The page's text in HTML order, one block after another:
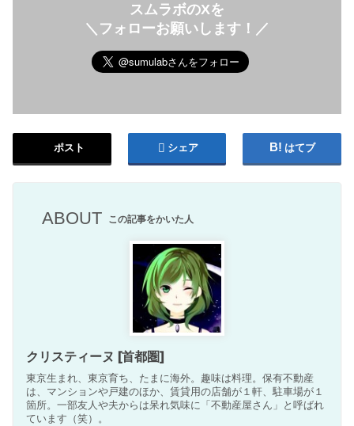
スムラボのXを
＼フォローお願いします！／
ポスト シェア はてブ
ABOUT この記事をかいた人
クリスティーヌ [首都圏]
東京生まれ、東京育ち、たまに海外。趣味は料理。保有不動産
は、マンションや戸建のほか、賃貸用の店舗が１軒、駐車場が１
箇所。一部友人や夫からは呆れ気味に「不動産屋さん」と呼ばれ
ています（笑）。